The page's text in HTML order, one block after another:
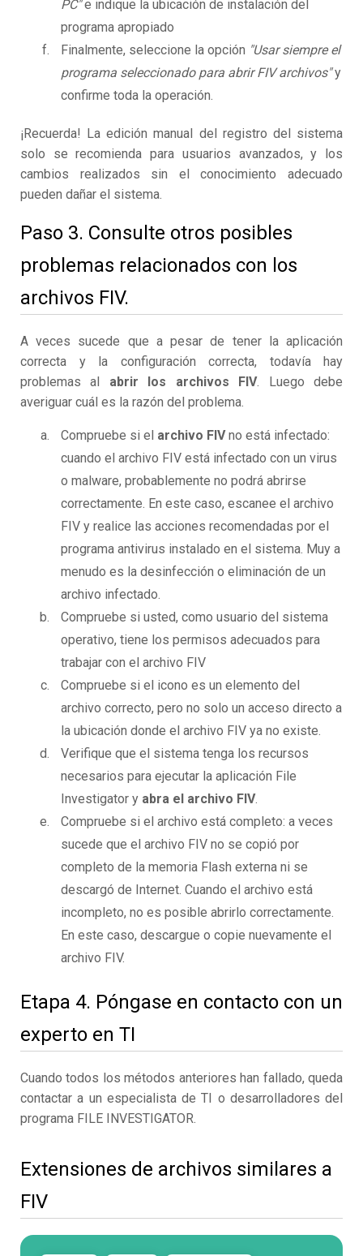
PC"e indique la ubicación de instalación del
programa apropiado
Finalmente, seleccione la opción "Usar siempre el
programa seleccionado para abrir FIV archivos"y
confirme toda la operación.
¡Recuerda! La edición manual del registro del sistema
solo se recomienda para usuarios avanzados, y los
cambios realizados sin el conocimiento adecuado
pueden dañar el sistema.
Paso 3. Consulte otros posibles
problemas relacionados con los
archivos FIV.
A veces sucede que a pesar de tener la aplicación
correcta y la configuración correcta, todavía hay
problemas al abrir los archivos FIV. Luego debe
averiguar cuál es la razón del problema.
Compruebe si el archivo FIVno está infectado:
cuando el archivo FIV está infectado con un virus
o malware, probablemente no podrá abrirse
correctamente. En este caso, escanee el archivo
FIV y realice las acciones recomendadas por el
programa antivirus instalado en el sistema. Muy a
menudo es la desinfección o eliminación de un
archivo infectado.
Compruebe si usted, como usuario del sistema
operativo, tiene los permisos adecuados para
trabajar con el archivo FIV
Compruebe si el icono es un elemento del
archivo correcto, pero no solo un acceso directo a
la ubicación donde el archivo FIV ya no existe.
Verifique que el sistema tenga los recursos
necesarios para ejecutar la aplicación File
Investigator y abra el archivo FIV.
Compruebe si el archivo está completo: a veces
sucede que el archivo FIV no se copió por
completo de la memoria Flash externa ni se
descargó de Internet. Cuando el archivo está
incompleto, no es posible abrirlo correctamente.
En este caso, descargue o copie nuevamente el
archivo FIV.
Etapa 4. Póngase en contacto con un
experto en TI
Cuando todos los métodos anteriores han fallado, queda
contactar a un especialista de TI o desarrolladores del
programa FILE INVESTIGATOR.
Extensiones de archivos similares a
FIV